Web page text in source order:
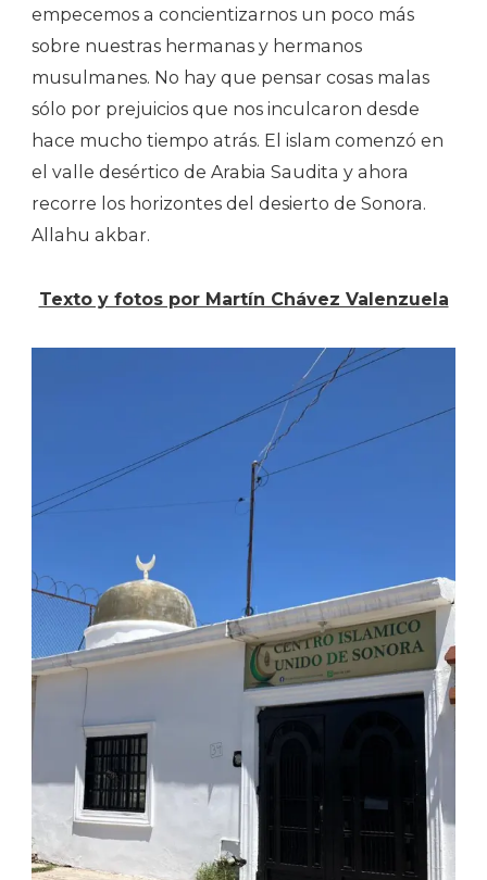
empecemos a concientizarnos un poco más
sobre nuestras hermanas y hermanos
musulmanes. No hay que pensar cosas malas
sólo por prejuicios que nos inculcaron desde
hace mucho tiempo atrás. El islam comenzó en
el valle desértico de Arabia Saudita y ahora
recorre los horizontes del desierto de Sonora.
Allahu akbar.
Texto y fotos por Martín Chávez Valenzuela